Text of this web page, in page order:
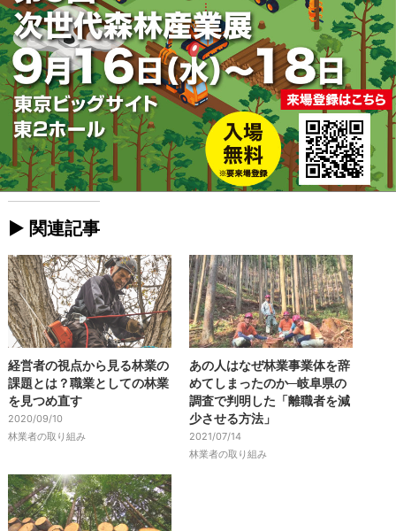
► 関連記事
経営者の視点から見る林業の
課題とは？職業としての林業
を見つめ直す
2020/09/10
林業者の取り組み
あの人はなぜ林業事業体を辞
めてしまったのか─岐阜県の
調査で判明した「離職者を減
少させる方法」
2021/07/14
林業者の取り組み